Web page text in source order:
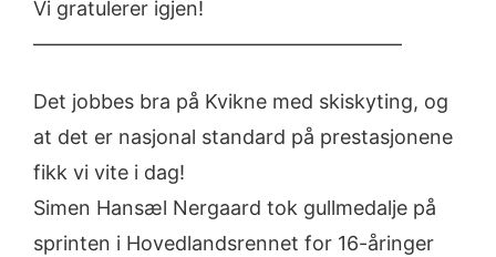
Vi gratulerer igjen!
——————————————————–
Det jobbes bra på Kvikne med skiskyting, og
at det er nasjonal standard på prestasjonene
fikk vi vite i dag!
Simen Hansæl Nergaard tok gullmedalje på
sprinten i Hovedlandsrennet for 16-åringer